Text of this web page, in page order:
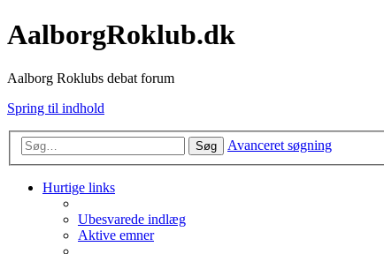
AalborgRoklub.dk
Aalborg Roklubs debat forum
Spring til indhold
Søg Avanceret søgning
Hurtige links
Ubesvarede indlæg
Aktive emner